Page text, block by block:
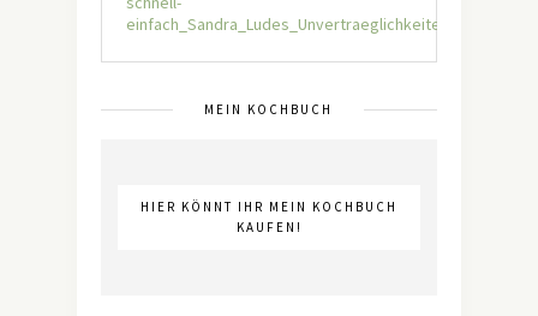
MEIN KOCHBUCH
HIER KÖNNT IHR MEIN KOCHBUCH
KAUFEN!